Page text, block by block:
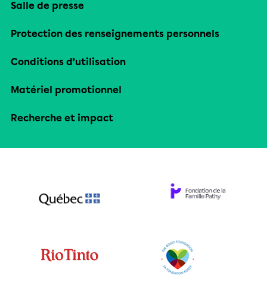
Salle de presse
Protection des renseignements personnels
Conditions d’utilisation
Matériel promotionnel
Recherche et impact